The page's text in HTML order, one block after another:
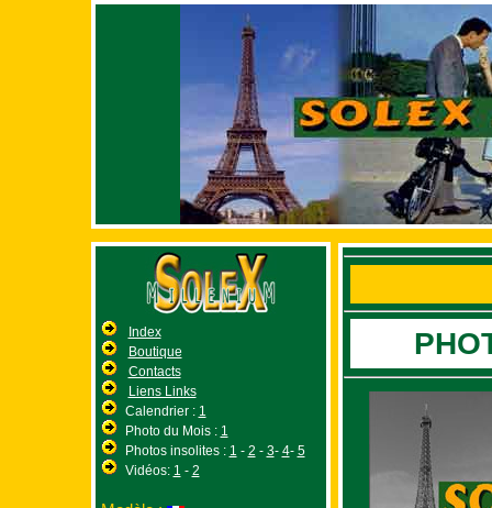
Index
Boutique
Contacts
Liens Links
Calendrier : 1
Photo du Mois : 1
Photos insolites : 1 - 2 - 3- 4- 5
Vidéos: 1 - 2